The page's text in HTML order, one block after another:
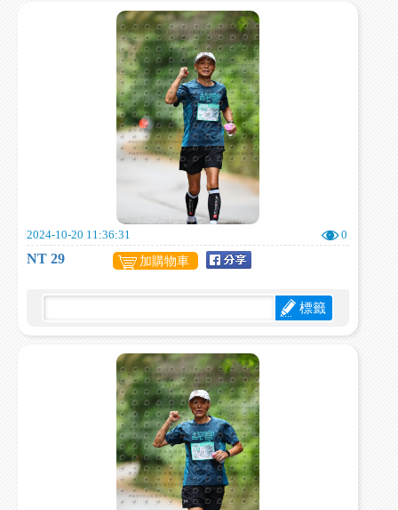
2024-10-20 11:36:31 0
NT 29 加購物車
標籤